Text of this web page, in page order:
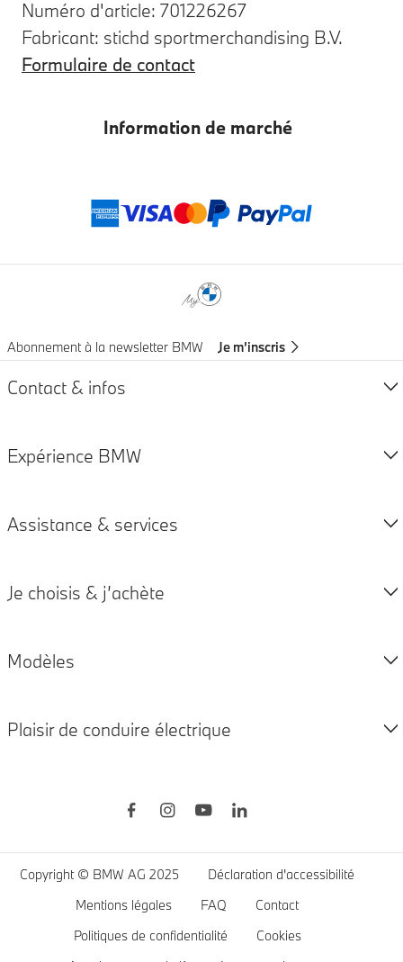
Numéro d'article: 701226267
Fabricant: stichd sportmerchandising B.V.
Formulaire de contact
Information de marché
Modes de